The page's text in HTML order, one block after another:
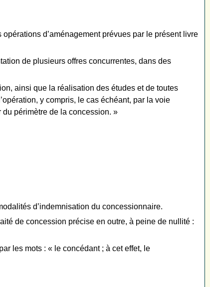
d’aménagement prévues par le présent livre
de plusieurs offres concurrentes, dans des
ainsi que la réalisation des études et de toutes
y compris, le cas échéant, par la voie
périmètre de la concession. »
d’indemnisation du concessionnaire.
de concession précise en outre, à peine de nullité :
les mots : « le concédant ; à cet effet, le